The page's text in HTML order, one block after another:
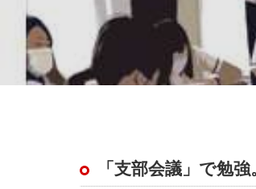
「支部会議」で勉